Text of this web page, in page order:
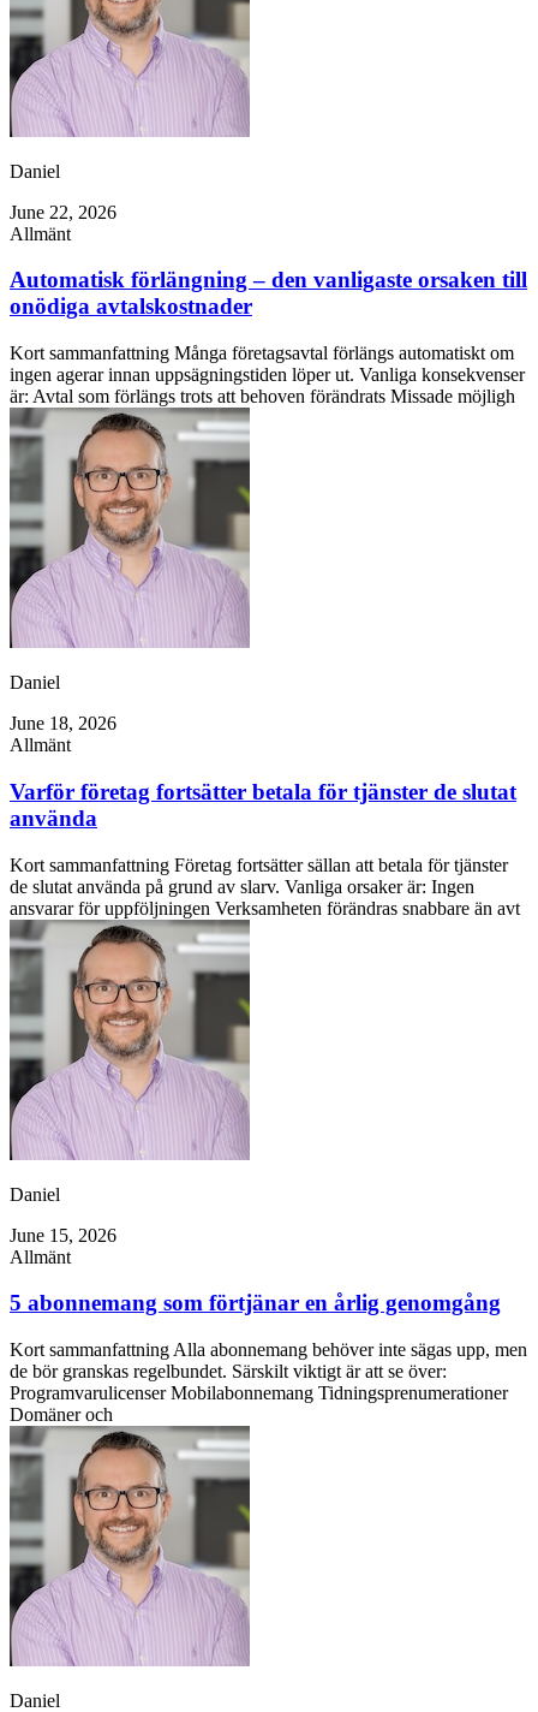
Daniel
June 22, 2026
Allmänt
Automatisk förlängning – den vanligaste orsaken till
onödiga avtalskostnader
Kort sammanfattning Många företagsavtal förlängs automatiskt om
ingen agerar innan uppsägningstiden löper ut. Vanliga konsekvenser
är: Avtal som förlängs trots att behoven förändrats Missade möjligh
Daniel
June 18, 2026
Allmänt
Varför företag fortsätter betala för tjänster de slutat
använda
Kort sammanfattning Företag fortsätter sällan att betala för tjänster
de slutat använda på grund av slarv. Vanliga orsaker är: Ingen
ansvarar för uppföljningen Verksamheten förändras snabbare än avt
Daniel
June 15, 2026
Allmänt
5 abonnemang som förtjänar en årlig genomgång
Kort sammanfattning Alla abonnemang behöver inte sägas upp, men
de bör granskas regelbundet. Särskilt viktigt är att se över:
Programvarulicenser Mobilabonnemang Tidningsprenumerationer
Domäner och
Daniel